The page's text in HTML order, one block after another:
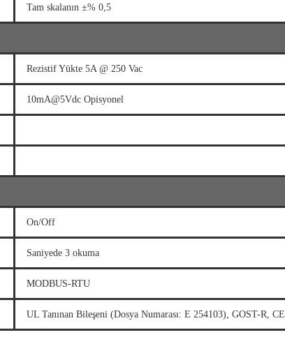
Tam skalanın ±% 0,5
Rezistif Yükte 5A @ 250 Vac
10mA@5Vdc Opisyonel
On/Off
Saniyede 3 okuma
MODBUS-RTU
UL Tanınan Bileşeni (Dosya Numarası: E 254103), GOST-R, CE